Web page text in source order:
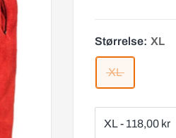
Størrelse: XL
XL